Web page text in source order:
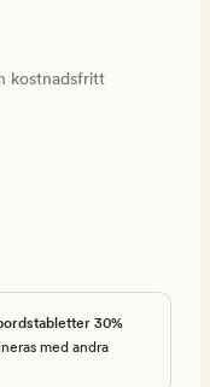
kostnadsfritt
30%
med andra